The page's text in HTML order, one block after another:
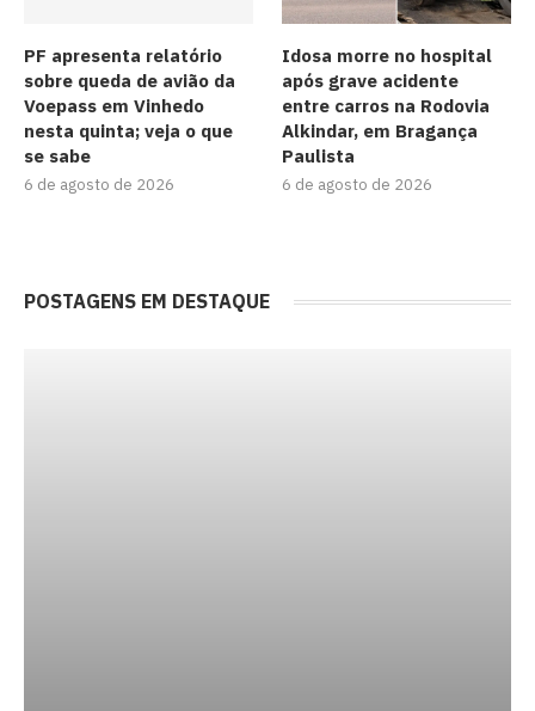
PF apresenta relatório
sobre queda de avião da
Voepass em Vinhedo
nesta quinta; veja o que
se sabe
6 de agosto de 2026
Idosa morre no hospital
após grave acidente
entre carros na Rodovia
Alkindar, em Bragança
Paulista
6 de agosto de 2026
POSTAGENS EM DESTAQUE